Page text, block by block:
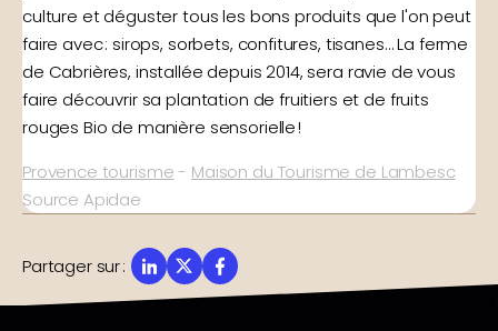
culture et déguster tous les bons produits que l'on peut
faire avec : sirops, sorbets, confitures, tisanes… La ferme
de Cabrières, installée depuis 2014, sera ravie de vous
faire découvrir sa plantation de fruitiers et de fruits
rouges Bio de manière sensorielle !
Provence tourisme- Maison du Tourisme de Lambesc
Source Apidae
Partager sur: